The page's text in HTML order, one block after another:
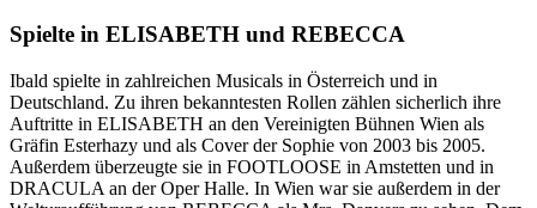
Spielte in ELISABETH und REBECCA
Ibald spielte in zahlreichen Musicals in Österreich und in
Deutschland. Zu ihren bekanntesten Rollen zählen sicherlich ihre
Auftritte in ELISABETH an den Vereinigten Bühnen Wien als
Gräfin Esterhazy und als Cover der Sophie von 2003 bis 2005.
Außerdem überzeugte sie in FOOTLOOSE in Amstetten und in
DRACULA an der Oper Halle. In Wien war sie außerdem in der